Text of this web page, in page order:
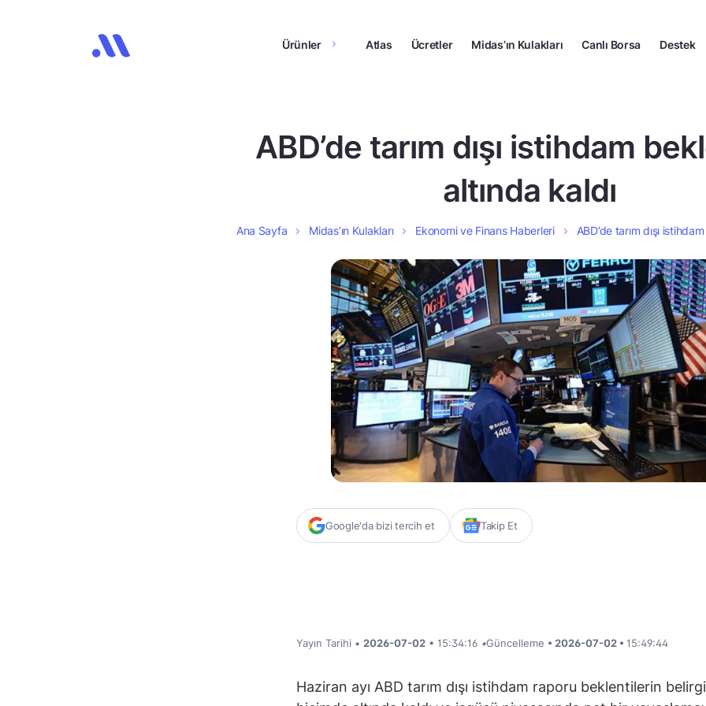
Ürünler Atlas Ücretler Midas’ın Kulakları Canlı Borsa Destek
ABD’de tarım dışı istihdam
altında kaldı
Ana Sayfa Midas’ın Kulakları Ekonomi ve Finans Haberleri ABD’de tarım dışı
Google'da bizi tercih et Takip Et
Yayın Tarihi • 2026-07-02 • 15:34:16 •Güncelleme • 2026-07-02 • 15:49:44
Haziran ayı ABD tarım dışı istihdam raporu beklentilerin